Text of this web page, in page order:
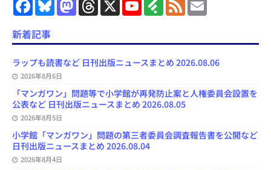
a
e
b
o
k
s
y
a
o
o
n
h
a
s
o
u
e
C
a
n
n
e
l
e
l
新着記事
ラップも読書など 日刊出版ニュースまとめ 2026.08.06
2026年8月6日
「マンガワン」問題等で小学館が再発防止案と人権委員会設置を
公表など 日刊出版ニュースまとめ 2026.08.05
2026年8月5日
小学館「マンガワン」問題の第三者委員会調査報告書を公開など
日刊出版ニュースまとめ 2026.08.04
2026年8月4日